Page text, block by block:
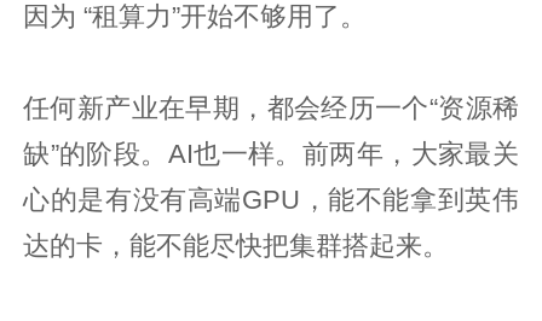
因为 “租算力”开始不够用了。
任何新产业在早期，都会经历一个“资源稀
缺”的阶段。AI也一样。前两年，大家最关
心的是有没有高端GPU，能不能拿到英伟
达的卡，能不能尽快把集群搭起来。